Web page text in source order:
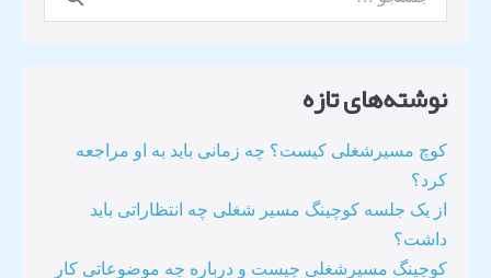
نوشته‌های تازه
کوچ مسیرشغلی کیست؟ چه زمانی باید به او مراجعه
کرد؟
از یک جلسه کوچینگ مسیر شغلی چه انتظاراتی باید
داشت؟
کوچینگ مسیرشغلی چیست و درباره چه موضوعاتی کار